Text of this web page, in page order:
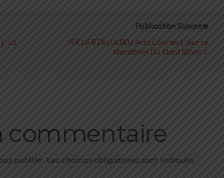
: La
Publication Suivante
RX LAB De JULBO [ Actu Courses ] : Sur Le
Marathon Du Mont Blanc
commentaire
publiée. Les champs obligatoires sont indiqués